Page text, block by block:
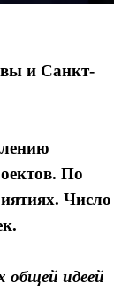
и Санкт-
По
Число
общей идеей